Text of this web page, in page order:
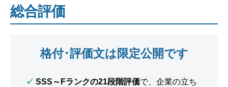
総合評価
格付･評価文は限定公開です
✓ SSS～Fランクの21段階評価で、企業の立ち